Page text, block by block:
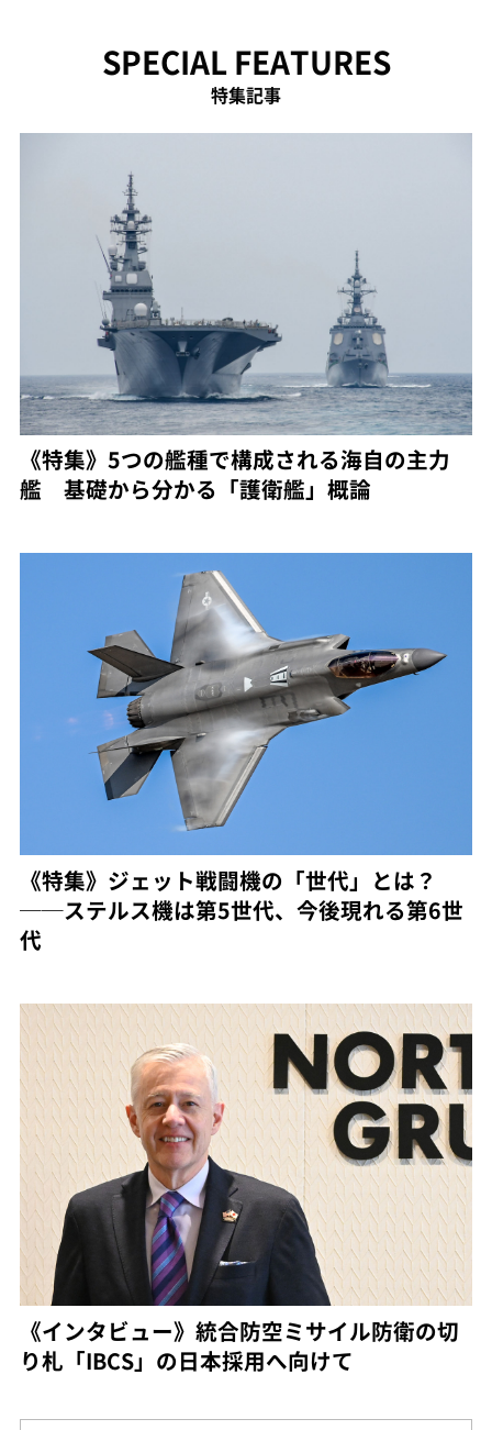
SPECIAL FEATURES
特集記事
《特集》5つの艦種で構成される海自の主力
艦 基礎から分かる「護衛艦」概論
《特集》ジェット戦闘機の「世代」とは？
──ステルス機は第5世代、今後現れる第6世
代
《インタビュー》統合防空ミサイル防衛の切
り札「IBCS」の日本採用へ向けて